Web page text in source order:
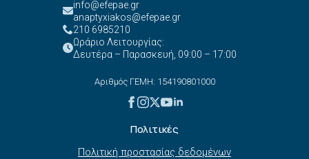
info@efepae.gr
anaptyxiakos@efepae.gr
210 6985210
Ωράριο Λειτουργίας:
Δευτέρα – Παρασκευή, 09:00 – 17:00
Αριθμός ΓΕΜΗ: 154190801000
Πολιτικές
Πολιτική προστασίας δεδομένων